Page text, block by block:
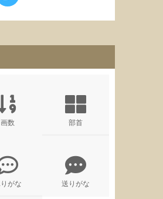
画数 部首
がな 送りがな